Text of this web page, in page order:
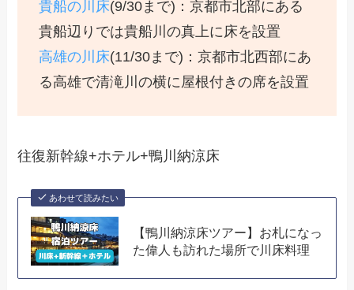
貴船の川床(9/30まで)：京都市北部にある
貴船辺りでは貴船川の真上に床を設置
高雄の川床(11/30まで)：京都市北西部にあ
る高雄で清滝川の横に屋根付きの席を設置
往復新幹線+ホテル+鴨川納涼床
あわせて読みたい
【鴨川納涼床ツアー】お札になっ
た偉人も訪れた場所で川床料理